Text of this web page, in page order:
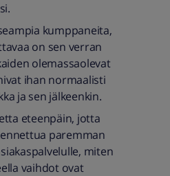
kumppaneita,
on sen verran
olemassaolevat
ihan normaalisti
ja sen jälkeenkin.
eteenpäin, jotta
paremman
miten
vaihdot ovat